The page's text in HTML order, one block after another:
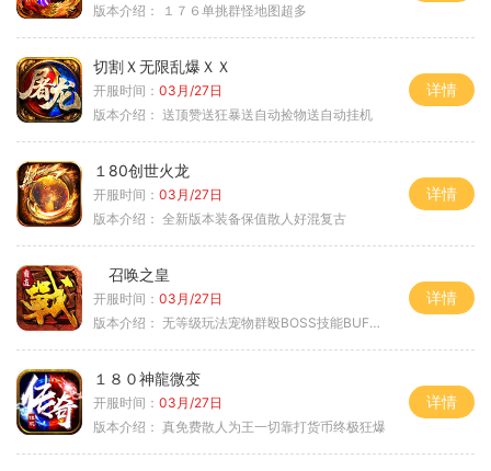
版本介绍：
１７６单挑群怪地图超多
切割Ｘ无限乱爆ＸＸ
开服时间： 03月/27日
版本介绍： 送顶赞送狂暴送自动捡物送自动挂机
详情
１80创世火龙
开服时间： 03月/27日
版本介绍： 全新版本装备保值散人好混复古
详情
召唤之皇
开服时间： 03月/27日
版本介绍： 无等级玩法宠物群殴BOSS技能BUFF铭文B
详情
１８０神龍微变
开服时间： 03月/27日
版本介绍： 真免费散人为王一切靠打货币终极狂爆
详情